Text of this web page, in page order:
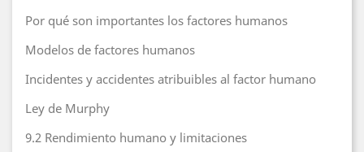
Por qué son importantes los factores humanos
Modelos de factores humanos
Incidentes y accidentes atribuibles al factor humano
Ley de Murphy
9.2 Rendimiento humano y limitaciones